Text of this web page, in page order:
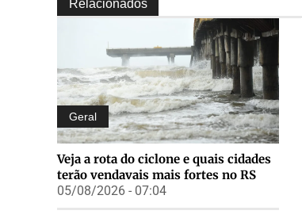
Relacionados
Geral
Veja a rota do ciclone e quais cidades
terão vendavais mais fortes no RS
05/08/2026 - 07:04